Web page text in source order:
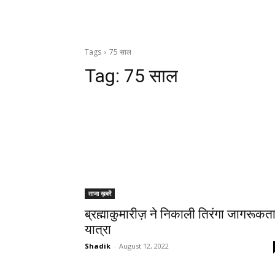
Tags 75 साल
Tag: 75 साल
ताजा ख़बरें
ब्रह्माकुमारीज़ ने निकाली तिरंगा जागरूकता
यात्रा
Shadik - August 12, 2022